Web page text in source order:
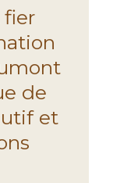
de
et